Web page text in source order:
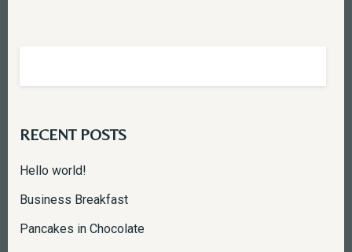
RECENT POSTS
Hello world!
Business Breakfast
Pancakes in Chocolate